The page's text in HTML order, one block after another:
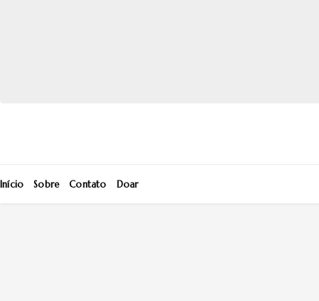
Início Sobre Contato Doar